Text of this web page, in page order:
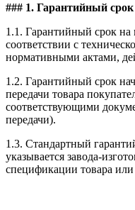
### 1. Гарантийный срок
1.1. Гарантийный срок на
соответствии с
нормативными актами,
1.2. Гарантийный срок
передачи товара
соответствующими
передачи).
1.3. Стандартный
указывается завода-
спецификации товара